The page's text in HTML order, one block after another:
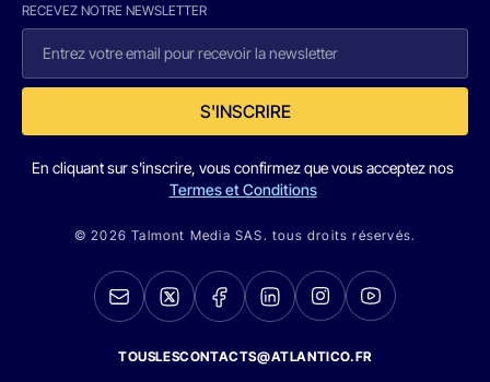
RECEVEZ NOTRE NEWSLETTER
S'INSCRIRE
En cliquant sur s'inscrire, vous confirmez que vous acceptez nos
Termes et Conditions
© 2026 Talmont Media SAS. tous droits réservés.
TOUSLESCONTACTS@ATLANTICO.FR